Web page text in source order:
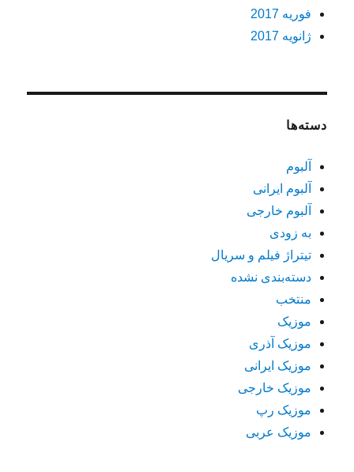
فوریه 2017
ژانویه 2017
دسته‌ها
آلبوم
آلبوم ایرانی
آلبوم خارجی
به زودی
تیتراژ فیلم و سریال
دسته‌بندی نشده
منتخب
موزیک
موزیک آذری
موزیک ایرانی
موزیک خارجی
موزیک رپ
موزیک عربی